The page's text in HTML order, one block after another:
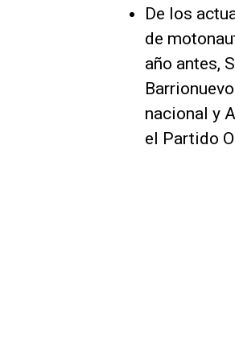
De los
de
año antes,
nacional y
el Partido